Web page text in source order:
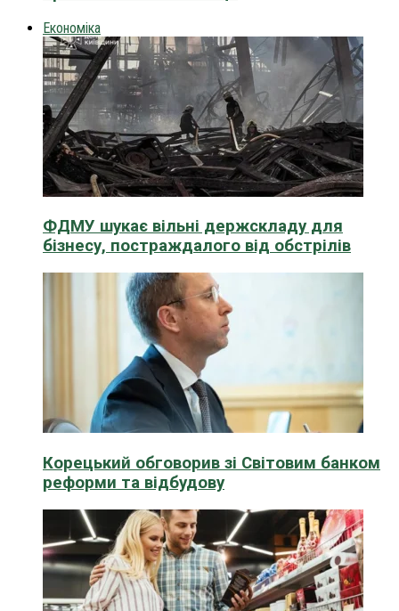
Економіка
ФДМУ шукає вільні держскладу для
бізнесу, постраждалого від обстрілів
Корецький обговорив зі Світовим банком
реформи та відбудову